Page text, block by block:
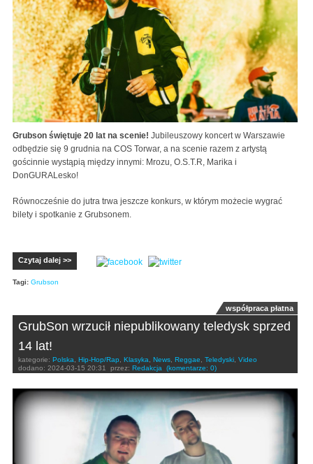
Grubson świętuje 20 lat na scenie! Jubileuszowy koncert w Warszawie
odbędzie się 9 grudnia na COS Torwar, a na scenie razem z artystą
gościnnie wystąpią między innymi: Mrozu, O.S.T.R, Marika i
DonGURALesko!
Równocześnie do jutra trwa jeszcze konkurs, w którym możecie wygrać
bilety i spotkanie z Grubsonem.
Czytaj dalej >>
Tagi: Grubson
współpraca płatna
GrubSon wrzucił niepublikowany teledysk sprzed
14 lat!
kategorie: Polska, Hip-Hop/Rap, Klasyka, News, Reggae, Teledyski, Video
dodano: 2024-03-15 20:31 przez: Redakcja (komentarze: 0)